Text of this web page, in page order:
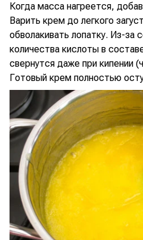
Когда масса нагреется,
Варить крем до легкого
обволакивать лопатку. Из-за
количества кислоты в
свернутся даже при кипении
Готовый крем полностью